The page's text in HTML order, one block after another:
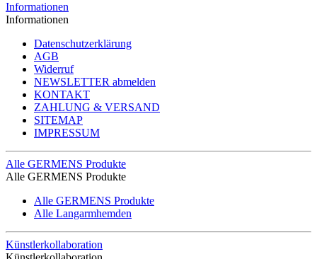
Informationen
Informationen
Datenschutzerklärung
AGB
Widerruf
NEWSLETTER abmelden
KONTAKT
ZAHLUNG & VERSAND
SITEMAP
IMPRESSUM
Alle GERMENS Produkte
Alle GERMENS Produkte
Alle GERMENS Produkte
Alle Langarmhemden
Künstlerkollaboration